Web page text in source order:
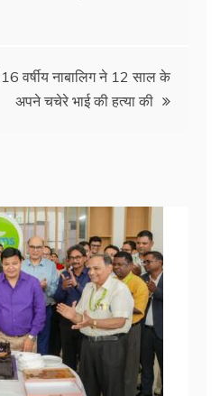
वर्षीय नाबालिग ने 12 साल के
अपने चचेरे भाई की हत्या की